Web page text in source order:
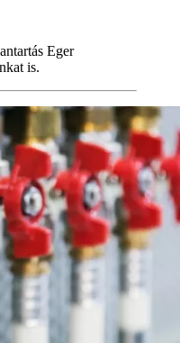
Eger
is.